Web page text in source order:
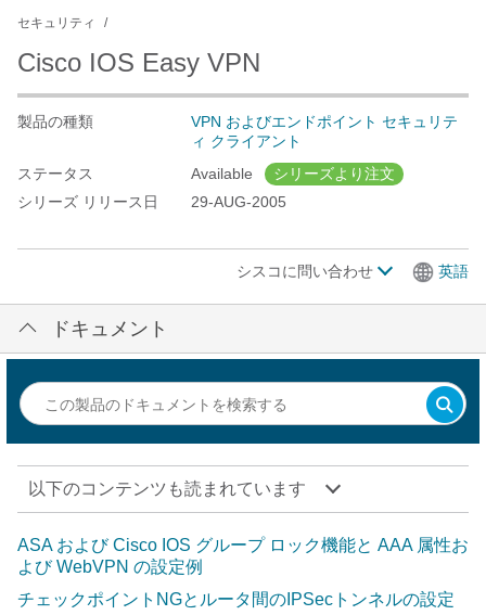
セキュリティ
Cisco IOS Easy VPN
製品の種類
VPN およびエンドポイント セキュリテ
ィ クライアント
ステータス
Available
シリーズより注文
シリーズ リリース日
29-AUG-2005
シスコに問い合わせ 英語
ドキュメント
以下のコンテンツも読まれています
ASA および Cisco IOS グループ ロック機能と AAA 属性お
よび WebVPN の設定例
チェックポイントNGとルータ間のIPSecトンネルの設定